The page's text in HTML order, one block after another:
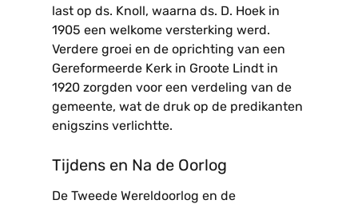
last op ds. Knoll, waarna ds. D. Hoek in
1905 een welkome versterking werd.
Verdere groei en de oprichting van een
Gereformeerde Kerk in Groote Lindt in
1920 zorgden voor een verdeling van de
gemeente, wat de druk op de predikanten
enigszins verlichtte.
Tijdens en Na de Oorlog
De Tweede Wereldoorlog en de